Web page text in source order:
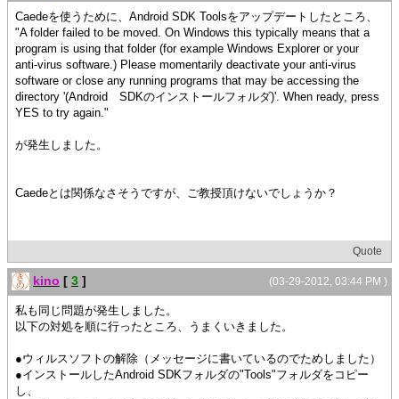
Caedeを使うために、Android SDK Toolsをアップデートしたところ、
"A folder failed to be moved. On Windows this typically means that a
program is using that folder (for example Windows Explorer or your
anti-virus software.) Please momentarily deactivate your anti-virus
software or close any running programs that may be accessing the
directory '(Android SDKのインストールフォルダ)'. When ready, press
YES to try again."
が発生しました。
Caedeとは関係なさそうですが、ご教授頂けないでしょうか？
Quote
(03-29-2012, 03:44 PM )
kino [ 3 ]
私も同じ問題が発生しました。
以下の対処を順に行ったところ、うまくいきました。
●ウィルスソフトの解除（メッセージに書いているのでためしました）
●インストールしたAndroid SDKフォルダの"Tools"フォルダをコピー
し、